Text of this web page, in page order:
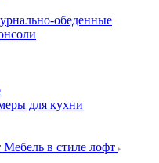
обеденные
для кухни
Мебель в стиле лофт